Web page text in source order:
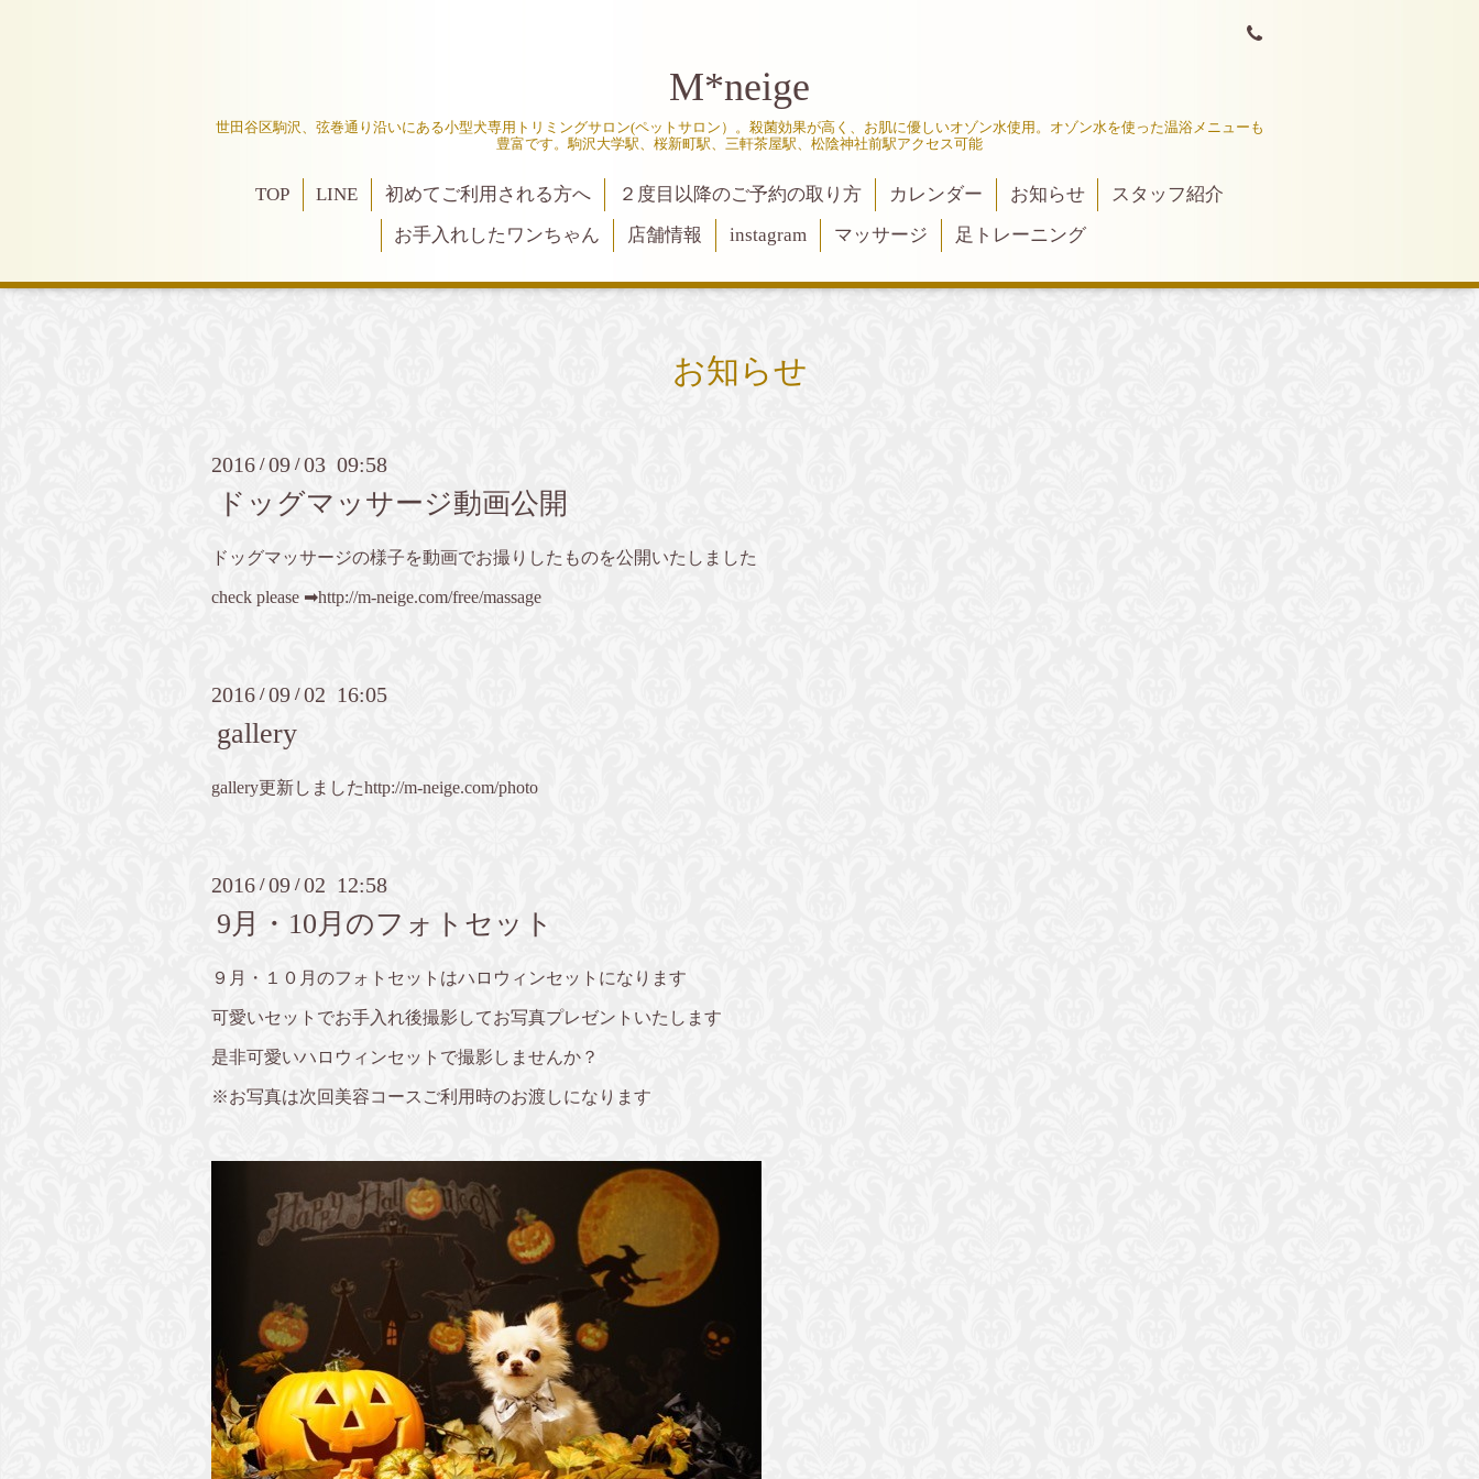
M*neige
世田谷区駒沢、弦巻通り沿いにある小型犬専用トリミングサロン(ペットサロン）。殺菌効果が高く、お肌に優しいオゾン水使用。オゾン水を使った温浴メニューも
豊富です。駒沢大学駅、桜新町駅、三軒茶屋駅、松陰神社前駅アクセス可能
TOP LINE 初めてご利用される方へ ２度目以降のご予約の取り方 カレンダー お知らせ
スタッフ紹介
お手入れしたワンちゃん
店舗情報 instagram マッサージ 足トレーニング
お知らせ
2016 /09 /03 09:58
ドッグマッサージ動画公開
ドッグマッサージの様子を動画でお撮りしたものを公開いたしました
check please ➡︎http://m-neige.com/free/massage
2016 /09 /02 16:05
gallery
gallery更新しましたhttp://m-neige.com/photo
2016 /09 /02 12:58
9月・10月のフォトセット
９月・１０月のフォトセットはハロウィンセットになります
可愛いセットでお手入れ後撮影してお写真プレゼントいたします
是非可愛いハロウィンセットで撮影しませんか？
※お写真は次回美容コースご利用時のお渡しになります